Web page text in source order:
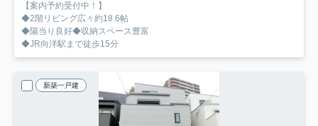
【案内予約受付中！】
◆2階リビング広々約18.6帖
◆陽当り良好◆収納スペース豊富
◆JR向洋駅まで徒歩15分
新築一戸建